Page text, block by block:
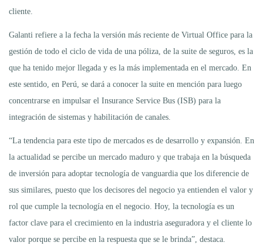
cliente.
Galanti refiere a la fecha la versión más reciente de Virtual Office para la
gestión de todo el ciclo de vida de una póliza, de la suite de seguros, es la
que ha tenido mejor llegada y es la más implementada en el mercado. En
este sentido, en Perú, se dará a conocer la suite en mención para luego
concentrarse en impulsar el Insurance Service Bus (ISB) para la
integración de sistemas y habilitación de canales.
“La tendencia para este tipo de mercados es de desarrollo y expansión. En
la actualidad se percibe un mercado maduro y que trabaja en la búsqueda
de inversión para adoptar tecnología de vanguardia que los diferencie de
sus similares, puesto que los decisores del negocio ya entienden el valor y
rol que cumple la tecnología en el negocio. Hoy, la tecnología es un
factor clave para el crecimiento en la industria aseguradora y el cliente lo
valor porque se percibe en la respuesta que se le brinda”, destaca.